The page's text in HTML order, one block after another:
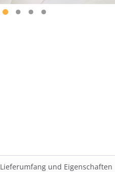
Lieferumfang und Eigenschaften